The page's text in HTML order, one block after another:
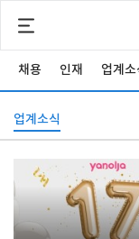
채용 인재 업계소
업계소식